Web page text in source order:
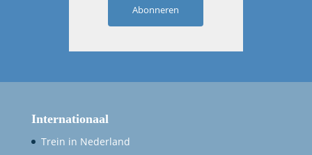
Abonneren
Internationaal
Trein in Nederland